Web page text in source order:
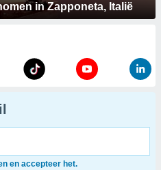
in Zapponeta, Italië
en accepteer het.